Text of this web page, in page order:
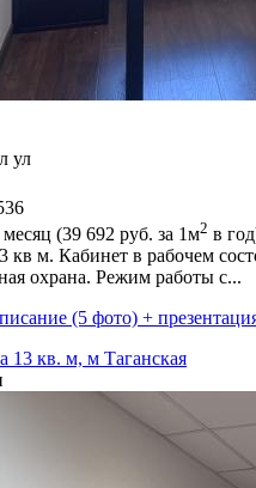
ул
(39 692 руб. за 1м2 в
кв м. Кабинет в рабочем
охрана. Режим работы с...
(5 фото) +
13 кв. м, м Таганская